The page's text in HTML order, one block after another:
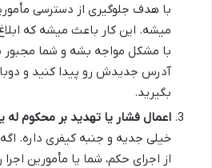
با هدف جلوگیری از دسترسی
میشه. این کار باعث میشه که
با مشکل مواجه بشه و شما مجبور
آدرس جدیدش رو پیدا کنید و
بگیرید.
اعمال فشار یا تهدید بر محکوم له
خیلی جدیه و جنبه کیفری داره.
از اجرای حکم، شما یا مأمورین